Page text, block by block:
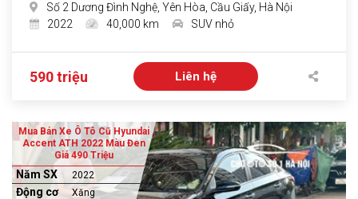
Số 2 Dương Đình Nghệ, Yên Hòa, Cầu Giấy, Hà Nội
2022
40,000 km SUV nhỏ
590 triệu Liên hệ
Mua Bán Xe Ô Tô Cũ Hyundai
Accent ATH 2022 Màu Đen
Giá 490 Triệu
Năm SX 2022
Động cơ Xăng